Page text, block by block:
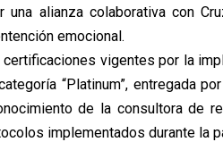
una alianza colaborativa con
emocional.
certificaciones vigentes por la
“Platinum”, entregada
de la consultora de
implementados durante la